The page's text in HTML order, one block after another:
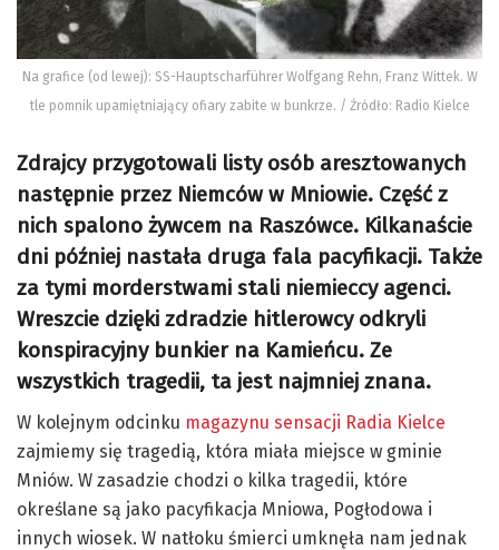
Na grafice (od lewej): SS-Hauptscharführer Wolfgang Rehn, Franz Wittek. W
tle pomnik upamiętniający ofiary zabite w bunkrze. / Źródło: Radio Kielce
Zdrajcy przygotowali listy osób aresztowanych
następnie przez Niemców w Mniowie. Część z
nich spalono żywcem na Raszówce. Kilkanaście
dni później nastała druga fala pacyfikacji. Także
za tymi morderstwami stali niemieccy agenci.
Wreszcie dzięki zdradzie hitlerowcy odkryli
konspiracyjny bunkier na Kamieńcu. Ze
wszystkich tragedii, ta jest najmniej znana.
W kolejnym odcinku magazynu sensacji Radia Kielce
zajmiemy się tragedią, która miała miejsce w gminie
Mniów. W zasadzie chodzi o kilka tragedii, które
określane są jako pacyfikacja Mniowa, Pogłodowa i
innych wiosek. W natłoku śmierci umknęła nam jednak